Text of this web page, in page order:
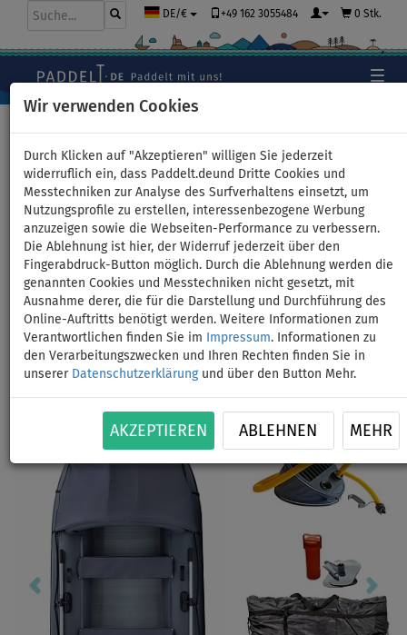
Wir verwenden Cookies
Durch Klicken auf "Akzeptieren" willigen Sie jederzeit
widerruflich ein, dass Paddelt.deund Dritte Cookies und
Messtechniken zur Analyse des Surfverhaltens einsetzt, um
Nutzungsprofile zu erstellen, interessenbezogene Werbung
anzuzeigen sowie die Webseiten-Performance zu verbessern.
Die Ablehnung ist hier, der Widerruf jederzeit über den
Fingerabdruck-Button möglich. Durch die Ablehnung werden die
genannten Cookies und Messtechniken nicht gesetzt, mit
Ausnahme derer, die für die Darstellung und Durchführung des
Online-Auftritts benötigt werden. Weitere Informationen zum
Verantwortlichen finden Sie im
Impressum. Informationen zu
den Verarbeitungszwecken und Ihren Rechten finden Sie in
unserer Datenschutzerklärungund über den Button Mehr.
AKZEPTIEREN ABLEHNEN MEHR
DE/€ +49 162 3055484 0 Stk.
Schlauchboot GLADIATOR
ACTIVE C330AL grey mit
Aluminiumboden - Set: ohne
Motor